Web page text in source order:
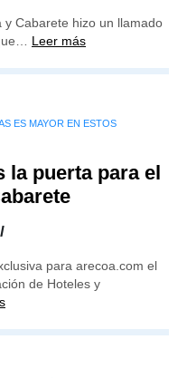
y Cabarete hizo un llamado
Leer más
ES MAYOR EN ESTOS
la puerta para el
para arecoa.com el
de Hoteles y